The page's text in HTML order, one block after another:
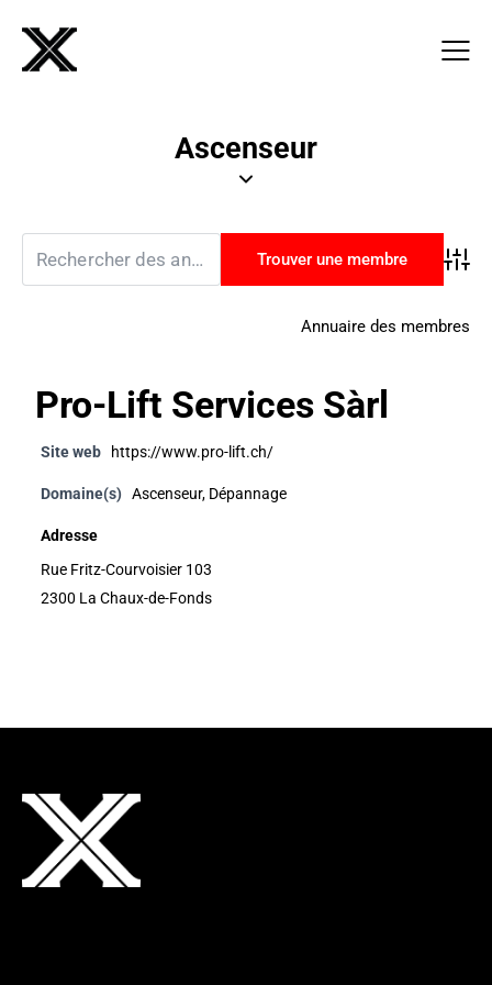
Ascenseur
Annuaire des membres
Pro-Lift Services Sàrl
Site web https://www.pro-lift.ch/
Domaine(s) Ascenseur, Dépannage
Adresse
Rue Fritz-Courvoisier 103
2300 La Chaux-de-Fonds